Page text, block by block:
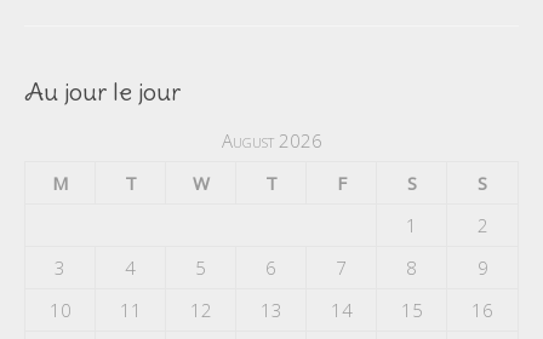
Au jour le jour
August 2026
M
T W T F S S
1
2
3
4 5 6 7 8
9
10
11 12 13 14 15
16